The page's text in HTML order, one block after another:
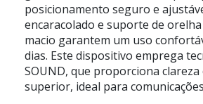
posicionamento seguro e
encaracolado e suporte de
macio garantem um uso
dias. Este dispositivo emprega
SOUND, que proporciona clareza
superior, ideal para